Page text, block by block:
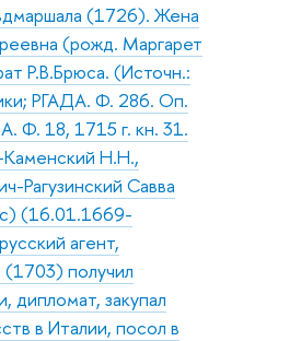
(1726). Жена
(рожд. Маргарет
Р.В.Брюса. (Источн.:
РГАДА. Ф. 286. Оп.
Ф. 18, 1715 г. кн. 31.
Н.Н.,
Рагузинский Савва
(16.01.1669-
агент,
получил
дипломат, закупал
в Италии, посол в